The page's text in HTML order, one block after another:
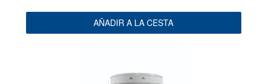
AÑADIR A LA CESTA